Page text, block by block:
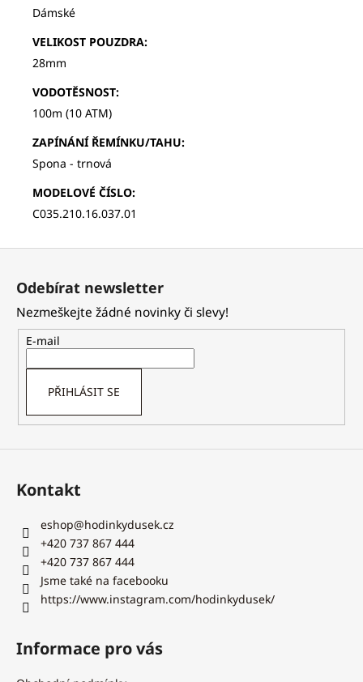
Dámské
VELIKOST POUZDRA:
28mm
VODOTĚSNOST:
100m (10 ATM)
ZAPÍNÁNÍ ŘEMÍNKU/TAHU:
Spona - trnová
MODELOVÉ ČÍSLO:
C035.210.16.037.01
Z
Odebírat newsletter
Nezmeškejte žádné novinky či slevy!
E-mail
PŘIHLÁSIT SE
Kontakt
eshop@hodinkydusek.cz
+420 737 867 444
+420 737 867 444
Jsme také na facebooku
https://www.instagram.com/hodinkydusek/
Informace pro vás